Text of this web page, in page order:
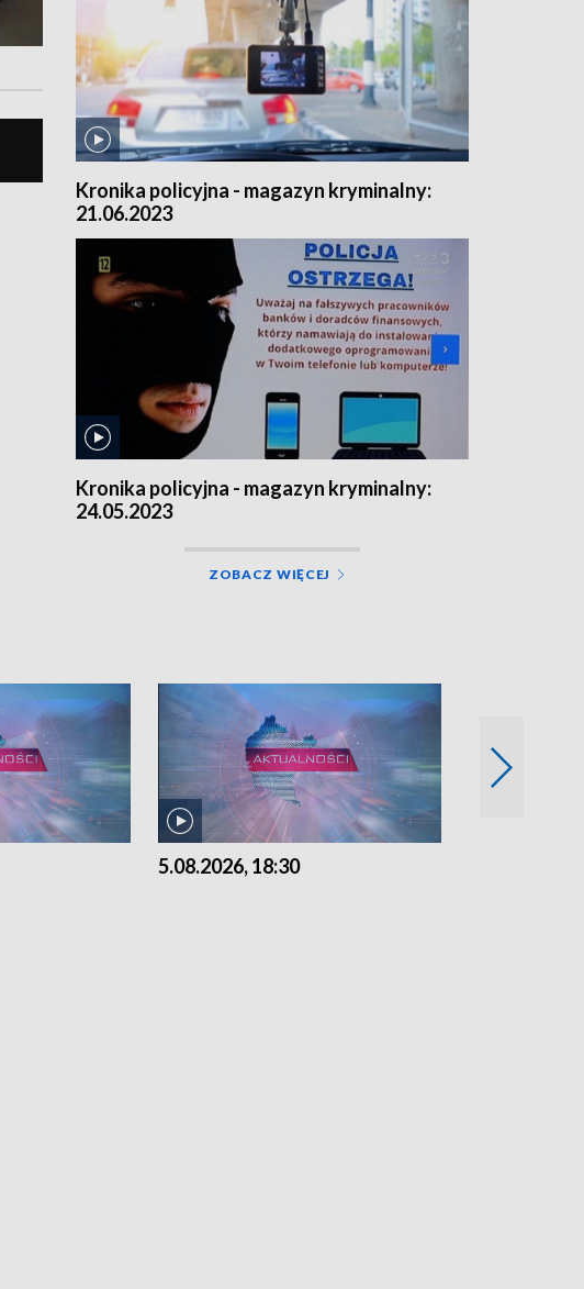
Kronika policyjna - magazyn kryminalny:
21.06.2023
Kronika policyjna - magazyn kryminalny:
24.05.2023
ZOBACZ WIĘCEJ
5.08.2026, 18:30